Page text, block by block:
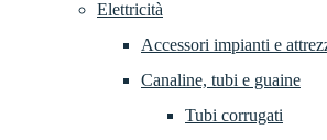
Elettricità
Accessori impianti e
Canaline, tubi e guaine
Tubi corrugati